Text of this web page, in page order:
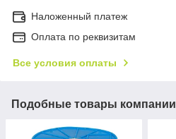
Наложенный платеж
Оплата по реквизитам
Все условия оплаты
Подобные товары компании